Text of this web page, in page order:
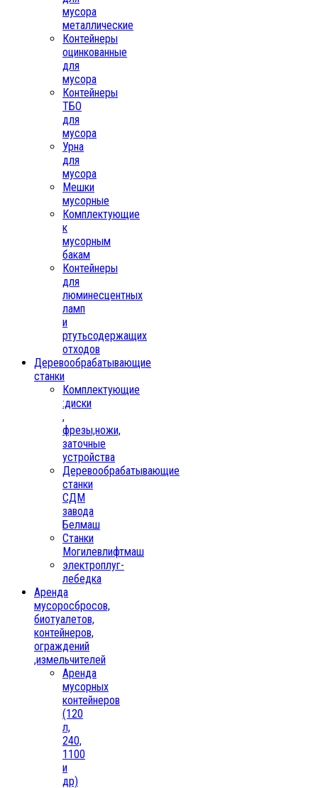
мусора
металлические
Контейнеры
оцинкованные
для
мусора
Контейнеры
ТБО
для
мусора
Урна
для
мусора
Мешки
мусорные
Комплектующие
к
мусорным
бакам
Контейнеры
для
люминесцентных
ламп
и
ртутьсодержащих
отходов
Деревообрабатывающие
станки
Комплектующие
:диски
,
фрезы,ножи,
заточные
устройства
Деревообрабатывающие
станки
СДМ
завода
Белмаш
Станки
Могилевлифтмаш
электроплуг-
лебедка
Аренда
мусоросбросов,
биотуалетов,
контейнеров,
ограждений
,измельчителей
Аренда
мусорных
контейнеров
(120
л,
240,
1100
и
др)